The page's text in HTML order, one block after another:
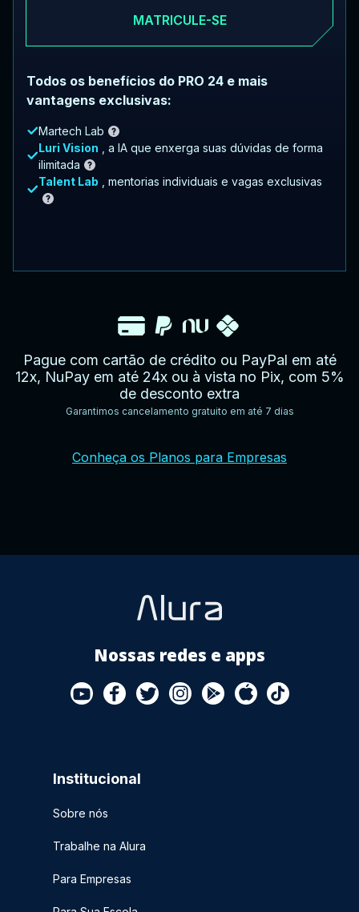
MATRICULE-SE
Todos os benefícios do PRO 24 e mais
vantagens exclusivas:
Martech Lab
Luri Vision
, a IA que enxerga suas dúvidas de forma
ilimitada
Talent Lab
, mentorias individuais e vagas exclusivas
Pague com cartão de crédito ou PayPal em até
12x, NuPay em até 24x ou à vista no Pix, com 5%
de desconto extra
Garantimos cancelamento gratuito em até 7 dias
Conheça os Planos para Empresas
Nossas redes e apps
Play
Institucional
Sobre nós
Trabalhe na Alura
Para Empresas